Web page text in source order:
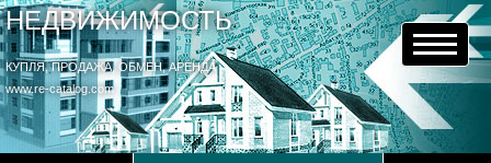
НЕДВИЖИМОСТЬ
КУПЛЯ, ПРОДАЖА, ОБМЕН, АРЕНДА
www.re-catalog.com